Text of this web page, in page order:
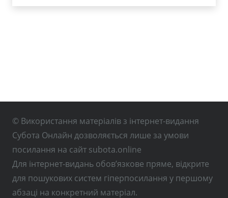
© Використання матеріалів з інтернет-видання
Субота Онлайн дозволяється лише за умови
посилання на сайт subota.online
Для інтернет-видань обов’язкове пряме, відкрите
для пошукових систем гіперпосилання у першому
абзаці на конкретний матеріал.